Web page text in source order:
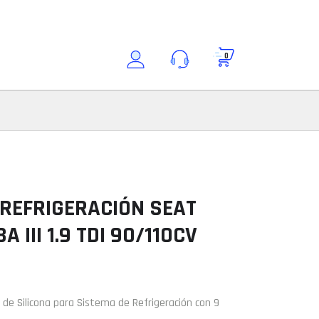
0
SEAT
III 1.9 TDI 90/110CV
Silicona para Sistema de Refrigeración con 9